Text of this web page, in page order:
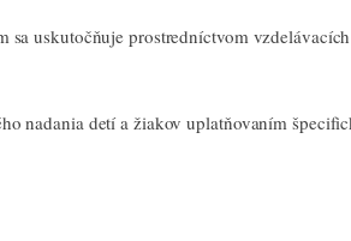
uskutočňuje prostredníctvom
nadania detí a žiakov uplatňovaním